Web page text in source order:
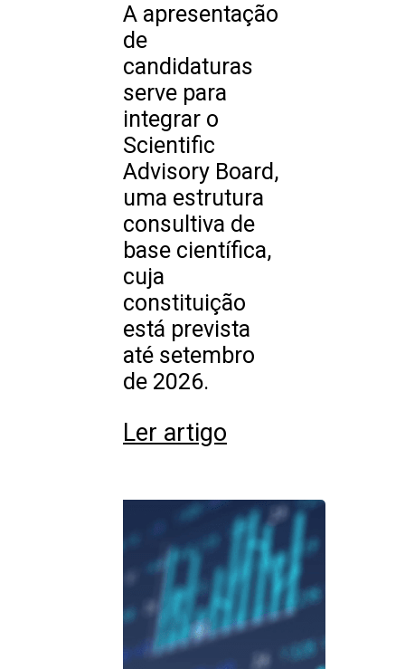
A apresentação
de
candidaturas
serve para
integrar o
Scientific
Advisory Board,
uma estrutura
consultiva de
base científica,
cuja
constituição
está prevista
até setembro
de 2026.
Ler artigo